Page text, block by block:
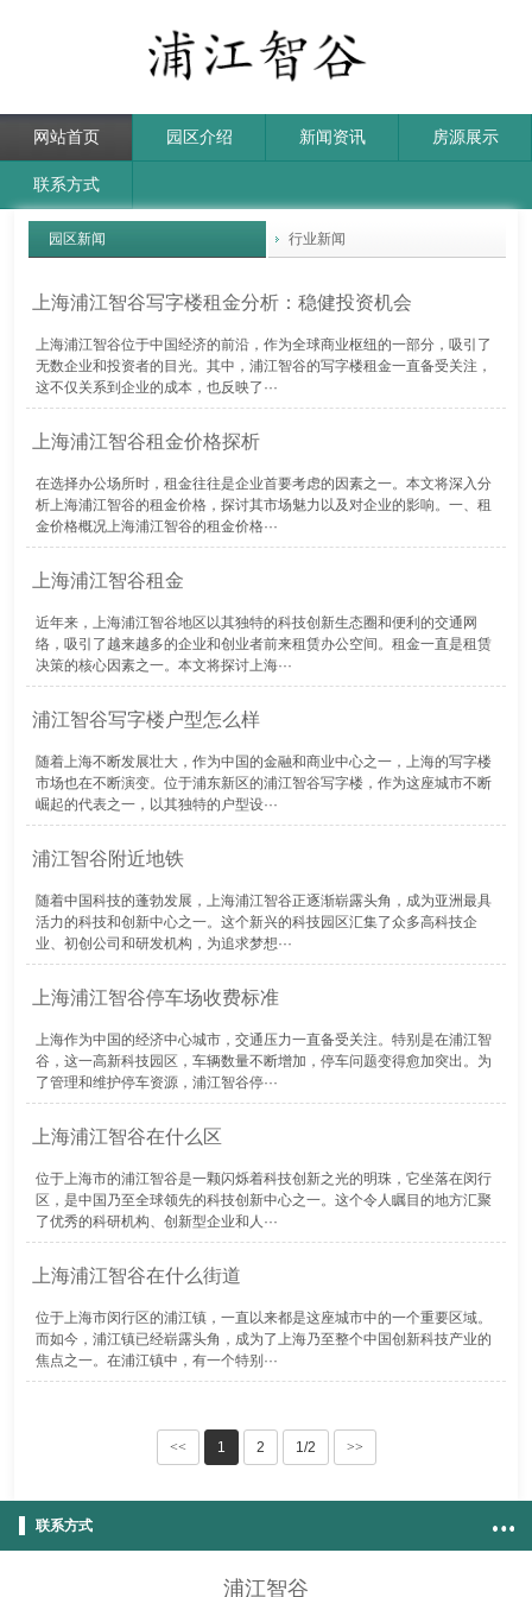
网站首页 园区介绍 新闻资讯 房源展示
联系方式
园区新闻 行业新闻
上海浦江智谷写字楼租金分析：稳健投资机会
上海浦江智谷位于中国经济的前沿，作为全球商业枢纽的一部分，吸引了
无数企业和投资者的目光。其中，浦江智谷的写字楼租金一直备受关注，
这不仅关系到企业的成本，也反映了···
上海浦江智谷租金价格探析
在选择办公场所时，租金往往是企业首要考虑的因素之一。本文将深入分
析上海浦江智谷的租金价格，探讨其市场魅力以及对企业的影响。一、租
金价格概况上海浦江智谷的租金价格···
上海浦江智谷租金
近年来，上海浦江智谷地区以其独特的科技创新生态圈和便利的交通网
络，吸引了越来越多的企业和创业者前来租赁办公空间。租金一直是租赁
决策的核心因素之一。本文将探讨上海···
浦江智谷写字楼户型怎么样
随着上海不断发展壮大，作为中国的金融和商业中心之一，上海的写字楼
市场也在不断演变。位于浦东新区的浦江智谷写字楼，作为这座城市不断
崛起的代表之一，以其独特的户型设···
浦江智谷附近地铁
随着中国科技的蓬勃发展，上海浦江智谷正逐渐崭露头角，成为亚洲最具
活力的科技和创新中心之一。这个新兴的科技园区汇集了众多高科技企
业、初创公司和研发机构，为追求梦想···
上海浦江智谷停车场收费标准
上海作为中国的经济中心城市，交通压力一直备受关注。特别是在浦江智
谷，这一高新科技园区，车辆数量不断增加，停车问题变得愈加突出。为
了管理和维护停车资源，浦江智谷停···
上海浦江智谷在什么区
位于上海市的浦江智谷是一颗闪烁着科技创新之光的明珠，它坐落在闵行
区，是中国乃至全球领先的科技创新中心之一。这个令人瞩目的地方汇聚
了优秀的科研机构、创新型企业和人···
上海浦江智谷在什么街道
位于上海市闵行区的浦江镇，一直以来都是这座城市中的一个重要区域。
而如今，浦江镇已经崭露头角，成为了上海乃至整个中国创新科技产业的
焦点之一。在浦江镇中，有一个特别···
<< 1 2 1/2 >>
联系方式
浦江智谷